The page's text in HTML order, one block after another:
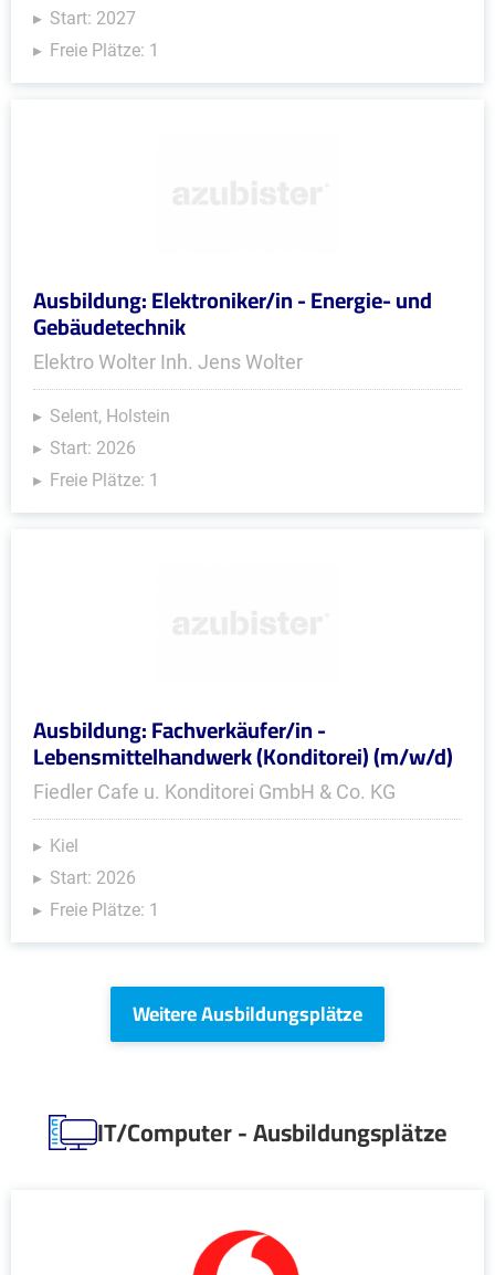
Start: 2027
Freie Plätze: 1
Ausbildung: Elektroniker/in - Energie- und
Gebäudetechnik
Elektro Wolter Inh. Jens Wolter
Selent, Holstein
Start: 2026
Freie Plätze: 1
Ausbildung: Fachverkäufer/in -
Lebensmittelhandwerk (Konditorei) (m/w/d)
Fiedler Cafe u. Konditorei GmbH & Co. KG
Kiel
Start: 2026
Freie Plätze: 1
Weitere Ausbildungsplätze
IT/Computer - Ausbildungsplätze